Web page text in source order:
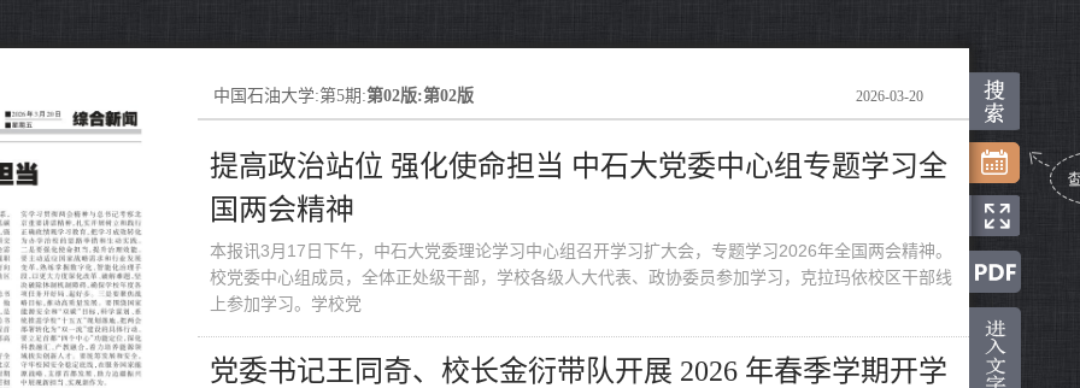
中国石油大学:第5期:第02版:第02版 2026-03-20
提高政治站位 强化使命担当 中石大党委中心组专题学习全
国两会精神
本报讯3月17日下午，中石大党委理论学习中心组召开学习扩大会，专题学习2026年全国两会精神。
校党委中心组成员，全体正处级干部，学校各级人大代表、政协委员参加学习，克拉玛依校区干部线
上参加学习。学校党
党委书记王同奇、校长金衍带队开展 2026 年春季学期开学